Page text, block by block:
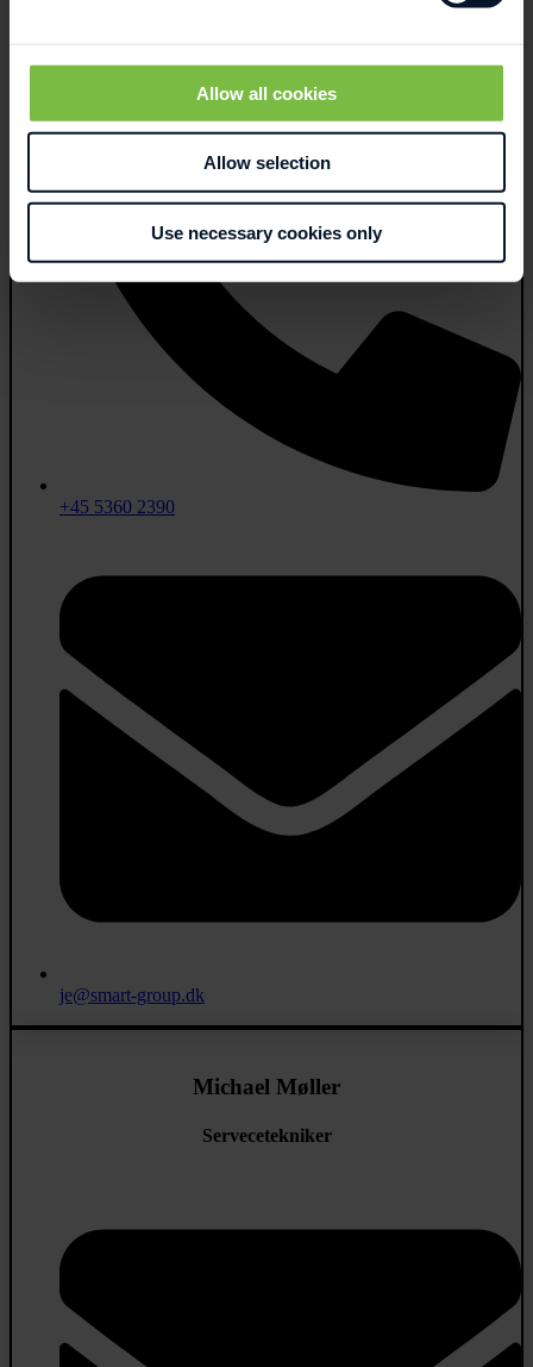
Allow all cookies
Allow selection
Use necessary cookies only
+45 5360 2390
je@smart-group.dk
Michael Møller
Servecetekniker